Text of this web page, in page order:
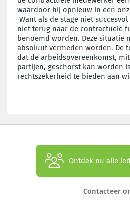
waardoor hij opnieuw in een
Want als de stage niet
niet terug naar de contractuele
benoemd worden. Deze situatie
absoluut vermeden worden. De
dat de arbeidsovereenkomst,
partijen, geschorst kan worden
rechtszekerheid te bieden aan
Ontdek nu alle
Contacteer